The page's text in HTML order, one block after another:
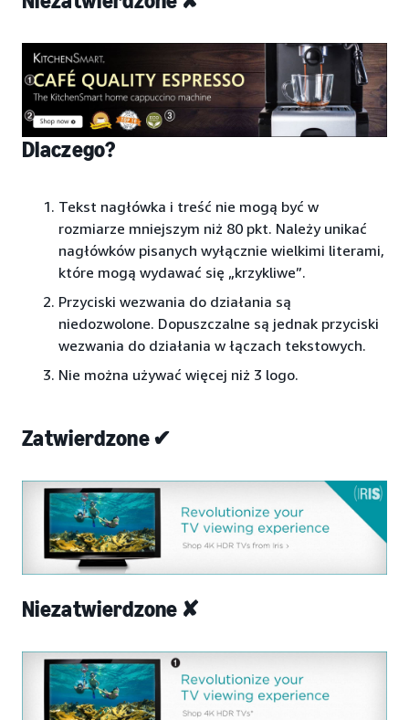
Dlaczego?
Tekst nagłówka i treść nie mogą być w
rozmiarze mniejszym niż 80 pkt. Należy unikać
nagłówków pisanych wyłącznie wielkimi literami,
które mogą wydawać się „krzykliwe”.
Przyciski wezwania do działania są
niedozwolone. Dopuszczalne są jednak przyciski
wezwania do działania w łączach tekstowych.
Nie można używać więcej niż 3 logo.
Zatwierdzone ✔
Niezatwierdzone ✘